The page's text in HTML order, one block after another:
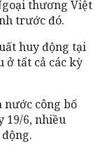
thương Việt
trước đó.
huy động tại
ở tất cả các kỳ
nước công bố
19/6, nhiều